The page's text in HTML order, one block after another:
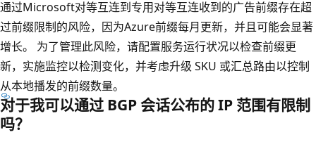
通过Microsoft对等互连到专用对等互连收到的广告前缀存在超
过前缀限制的风险，因为Azure前缀每月更新，并且可能会显著
增长。 为了管理此风险，请配置服务运行状况以检查前缀更
新，实施监控以检测变化，并考虑升级 SKU 或汇总路由以控制
从本地播发的前缀数量。
对于我可以通过 BGP 会话公布的 IP 范围有限制
吗？